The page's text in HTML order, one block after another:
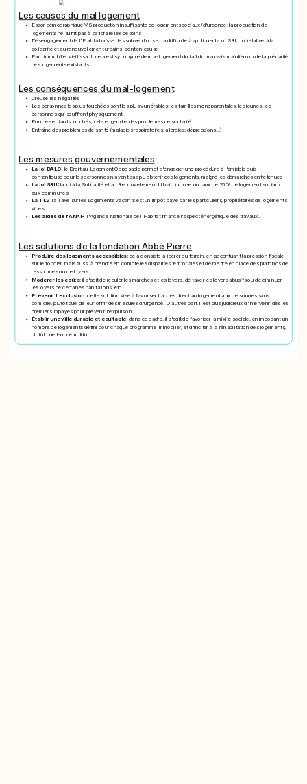
Les causes du mal logement
Essor démographique VS production insuffisante de logements sociaux/d'urgence: la production de
logements ne suffit pas à satisfaire les besoins
Désengagement de l'Etat: la baisse des subventions et la difficulté à appliquer la loi SRU, loi relative à la
solidarité et au renouvellement urbains, sont en cause
Parc immobilier vieillissant: cela est synonyme de mal-logement du fait du mauvais maintien ou de la précarité
des logements existants.
Les conséquences du mal-logement
Creuse les inégalités
Les personnes les plus touchées sont les plus vulnérables: les familles monoparentales, les jeunes, les
personnes qui souffrent physiquement
Pour les enfants touchés, cela engendre des problèmes de scolarité
Entraîne des problèmes de santé (maladies respiratoires, allergies; dépressions...)
Les mesures gouvernementales
La loi DALO: le Droit au Logement Opposable permet d'engager une procédure à l'amiable puis
contentieuse pour les personnes n'ayant pas pu obtenir des logements, malgré les démarches entretenues
La loi SRU:la loi à la Solidarité et au Renouvellement Urbain impose un taux de 25% de logement sociaux
aux communes
La TLV: la Taxe sur les Logements Vacants est un impôt payé par les particuliers, propriétaires de logements
vides
Les aides de l'ANAH: l'Agence Nationale de l'Habitat finance l'aspect énergétique des travaux.
Les solutions de la fondation Abbé Pierre
Produire des logements accessibles: cela consiste à libérer du terrain, en accentuant la pression fiscale
sur le foncier, mais aussi à prendre en compte les disparités territoriales et de mettre en place des plafonds de
ressources ou de loyers
Modérer les coûts: il s'agit de réguler les marchés et les loyers, de taxer les loyers abusifs ou de diminuer
les loyers de certaines habitations, etc...
Prévenir l'exclusion: cette solution vise à favoriser l'accès direct au logement aux personnes sans
domicile, plutôt que de leur offrir des mesures d'urgence. D'autres part, il est plus judicieux d'intervenir dès les
premiers impayés pour prévenir l'expulsion.
Établir une ville durable et équitable: dans ce cadre, il s'agit de favoriser la mixité sociale, en imposant un
nombre de logements défini pour chaque programme immobilier, et d'inciter à la réhabilitation des logements,
plutôt que leur démolition.
'